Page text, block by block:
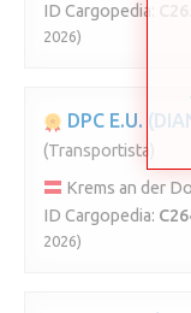
ID Cargopedia:
2026)
DPC E.U.
(Transportista)
Krems an der
ID Cargopedia:
2026)